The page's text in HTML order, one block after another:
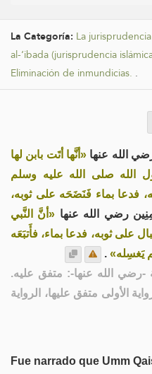
La Categoría: La
al-‘ibada (jurisprudencia
Eliminación de inmundicias. .
الله عنها «أنَّها أتَت بابن لها
الله صلى الله عليه وسلم
فدعا بماء فَنَضَحَه على ثوبه،
رضي الله عنها «أنَّ النَّبي
على ثوبه، فدعا بماء، فأَتبَعَه
يَغسِله» .
رضي الله عنها-: متفق عليه.
الأولى متفق عليها، الرواية
Fue narrado que Umm